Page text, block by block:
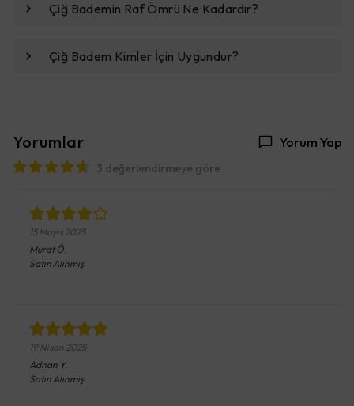
Çiğ Bademin Raf Ömrü Ne Kadardır?
Çiğ Badem Kimler İçin Uygundur?
Yorumlar Yorum Yap
3 değerlendirmeye göre
15 Mayıs 2025
Murat Ö.
Satın Alınmış
19 Nisan 2025
Adnan Y.
Satın Alınmış